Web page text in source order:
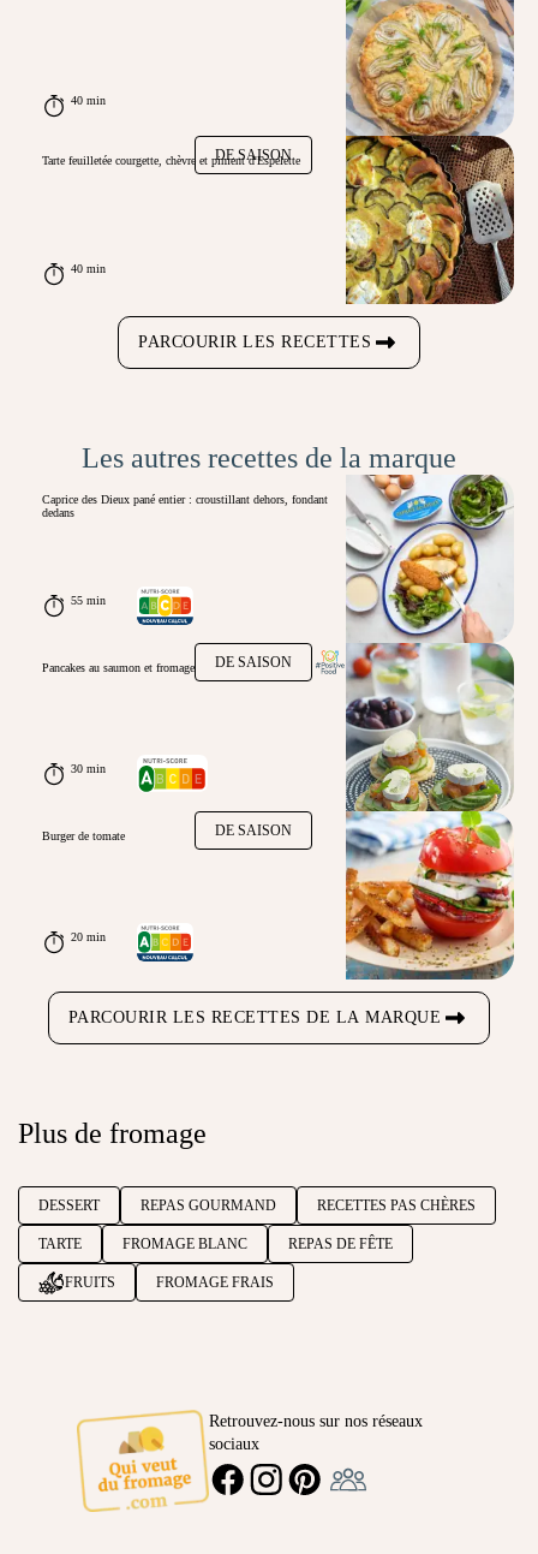
40 min
DE SAISON
Tarte feuilletée courgette, chèvre et piment d'Espelette
40 min
PARCOURIR LES RECETTES
Les autres recettes de la marque
Caprice des Dieux pané entier : croustillant dehors, fondant
dedans
55 min
DE SAISON
Pancakes au saumon et fromage
30 min
DE SAISON
Burger de tomate
20 min
PARCOURIR LES RECETTES DE LA MARQUE
Plus de fromage
DESSERT REPAS GOURMAND RECETTES PAS CHÈRES
TARTE FROMAGE BLANC REPAS DE FÊTE
FRUITS FROMAGE FRAIS
Retrouvez-nous sur nos réseaux
sociaux
FACEBOOKINSTAGRAMPINTEREST